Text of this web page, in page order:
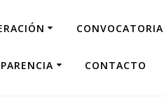
CONTACTO